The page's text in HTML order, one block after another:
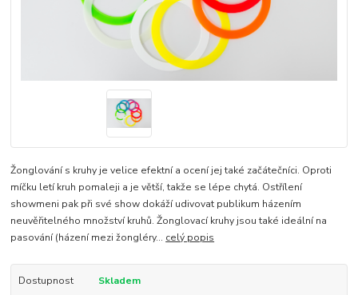
Žonglování s kruhy je velice efektní a ocení jej také začátečníci. Oproti
míčku letí kruh pomaleji a je větší, takže se lépe chytá. Ostřílení
showmeni pak při své show dokáží udivovat publikum házením
neuvěřitelného množství kruhů. Žonglovací kruhy jsou také ideální na
pasování (házení mezi žongléry... celý popis
Dostupnost
Skladem